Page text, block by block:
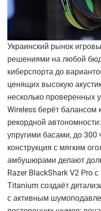
Украинский рынок
решениями на любой
киберспорта до
ценящих высокую
несколько проверенных
Wireless берёт балансом
рекордной
упругими басами, до 300
конструкция с мягким
амбушюрами делают
Razer BlackShark V2 Pro
Titanium создаёт
с активным